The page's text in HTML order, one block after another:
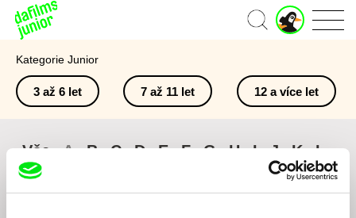
Domů
J
u
o
r
ú
Kategorie Junior
3 až 6 let 7 až 11 let 12 a více let
Vše A B C D E F G H I J K
L
M
W X
Y
Z
#